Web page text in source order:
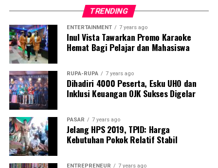
membantu UMKM meningkatkan kualitas layanan
sekaligus daya saing usaha.
Dalam kesempatan tersebut, Ikhsan juga mendorong
agar proses pendataan dan pendaftaran penerima lapak
kelak dilakukan secara transparan serta benar-benar
memprioritaskan pelaku usaha kecil yang
menggantungkan mata pencahariannya dari aktivitas
kuliner.
“Yang terpenting adalah memastikan fasilitas ini
diberikan kepada UMKM yang benar-benar merintis
usahanya dari bawah. Seleksi harus objektif dan terbuka,”
ujarnya.
TRENDING
ENTERTAINMENT 7 years ago
Inul Vista Tawarkan Promo Karaoke
Hemat Bagi Pelajar dan Mahasiswa
RUPA-RUPA 7 years ago
Dihadiri 4000 Peserta, Esku UHO dan
Inklusi Keuangan OJK Sukses Digelar
PASAR 7 years ago
Jelang HPS 2019, TPID: Harga
Kebutuhan Pokok Relatif Stabil
ENTREPRENEUR 7 years ago